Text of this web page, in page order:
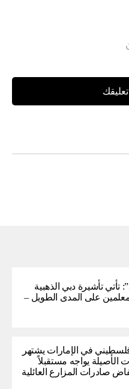
تأتي تأشيرة دبي الذهبية
على المدى الطويل –
فلسطيني في الإمارات يشتهر
الأصيلة يواجه مستقبلاً
صادرات المزارع العائلية